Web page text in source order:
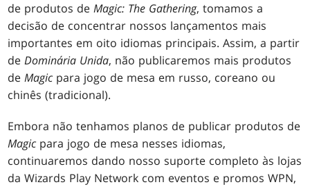
de produtos deMagic: The Gathering, tomamos a
decisão de concentrar nossos lançamentos mais
importantes em oito idiomas principais. Assim, a partir
deDominária Unida, não publicaremos mais produtos
deMagic para jogo de mesa em russo, coreano ou
chinês (tradicional).
Embora não tenhamos planos de publicar produtos de
Magic para jogo de mesa nesses idiomas,
continuaremos dando nosso suporte completo às lojas
da Wizards Play Network com eventos e promos WPN,